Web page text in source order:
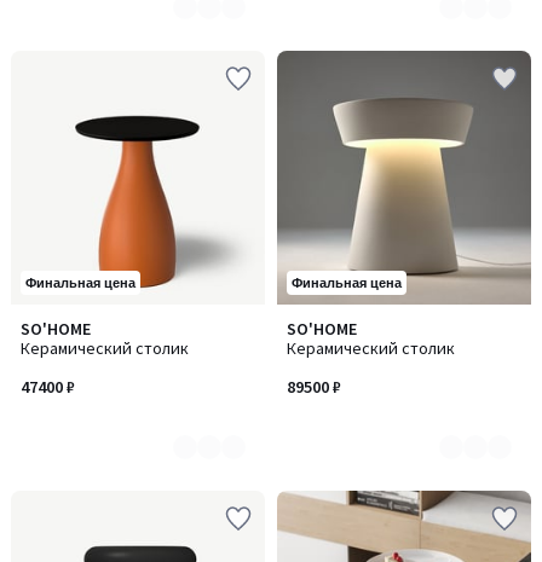
Финальная цена
SO'HOME
Керамический столик
47400 ₽
Количество
цветов:
4
Финальная цена
SO'HOME
Керамический столик
89500 ₽
Количество
цветов:
3